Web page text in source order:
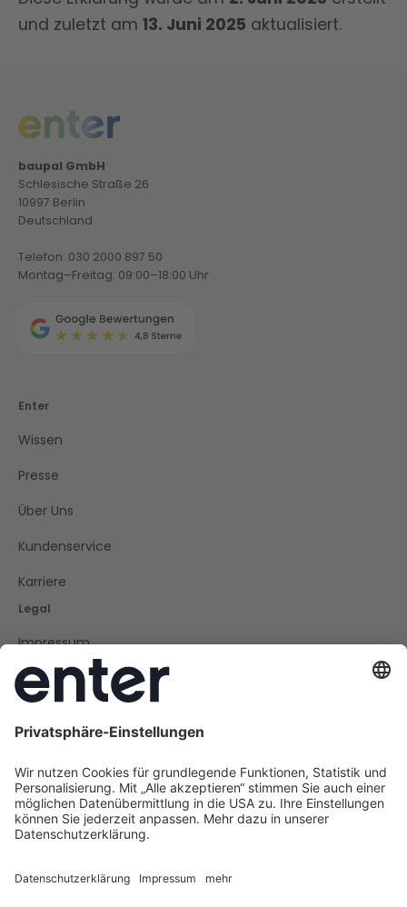
und zuletzt am 13. Juni 2025 aktualisiert.
baupal GmbH
Schlesische Straße 26
10997 Berlin
Deutschland
Telefon: 030 2000 897 50
Montag–Freitag: 09:00–18:00 Uhr
Enter
Wissen
Presse
Über Uns
Kundenservice
Karriere
Legal
Impressum
Datenschutz
Barrierefreiheit
Social
Instagram
LinkedIn